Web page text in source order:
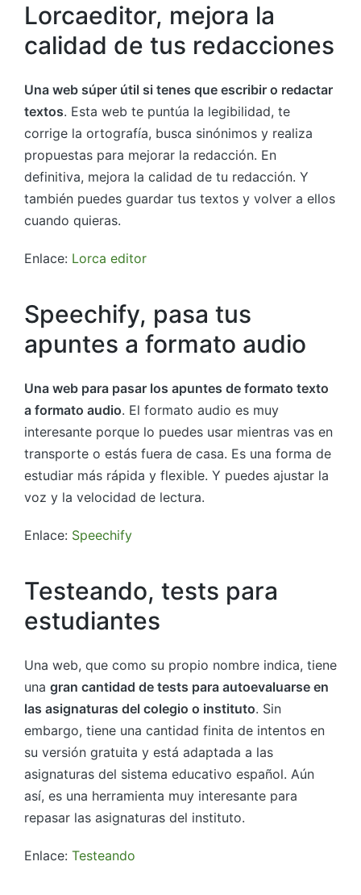
Lorcaeditor, mejora la
calidad de tus redacciones
Una web súper útil si tenes que escribir o redactar
textos. Esta web te puntúa la legibilidad, te
corrige la ortografía, busca sinónimos y realiza
propuestas para mejorar la redacción. En
definitiva, mejora la calidad de tu redacción. Y
también puedes guardar tus textos y volver a ellos
cuando quieras.
Enlace: Lorca editor
Speechify, pasa tus
apuntes a formato audio
Una web para pasar los apuntes de formato texto
a formato audio. El formato audio es muy
interesante porque lo puedes usar mientras vas en
transporte o estás fuera de casa. Es una forma de
estudiar más rápida y flexible. Y puedes ajustar la
voz y la velocidad de lectura.
Enlace: Speechify
Testeando, tests para
estudiantes
Una web, que como su propio nombre indica, tiene
una gran cantidad de tests para autoevaluarse en
las asignaturas del colegio o instituto. Sin
embargo, tiene una cantidad finita de intentos en
su versión gratuita y está adaptada a las
asignaturas del sistema educativo español. Aún
así, es una herramienta muy interesante para
repasar las asignaturas del instituto.
Enlace: Testeando